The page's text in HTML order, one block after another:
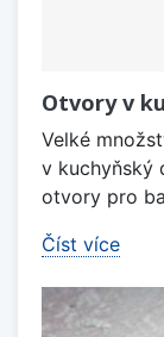
Otvory v
Velké
v kuchyňský
otvory pro
Číst více